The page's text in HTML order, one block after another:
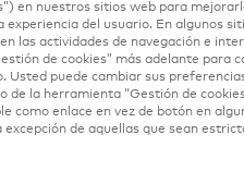
en nuestros sitios web para
del usuario. En algunos
las actividades de navegación e
de cookies” más adelante para
Usted puede cambiar sus
la herramienta “Gestión de
como enlace en vez de botón en
excepción de aquellas que sean